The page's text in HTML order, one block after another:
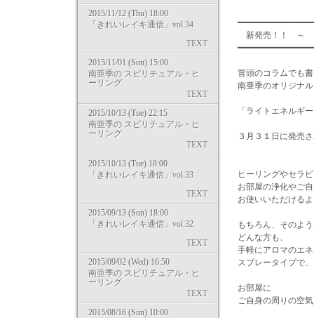
2015/11/12 (Thu) 18:00
「きれいレイキ通信」vol.34
TEXT
2015/11/01 (Sun) 15:00
南亜季の スピリチュアル・ヒ
ーリング
TEXT
2015/10/13 (Tue) 22:15
南亜季の スピリチュアル・ヒ
ーリング
TEXT
2015/10/13 (Tue) 18:00
「きれいレイキ通信」vol.33
TEXT
2015/09/13 (Sun) 18:00
「きれいレイキ通信」vol.32
TEXT
2015/09/02 (Wed) 16:50
南亜季の スピリチュアル・ヒ
ーリング
TEXT
2015/08/16 (Sun) 10:00
新発売！！
冒頭のコラムでも
南亜季のオリジナ
「ライトエネルギ
３月３１日に発売
ヒーリングやセラ
お部屋の浄化やご
お使いいただける
もちろん、そのよ
どんな方も、
手軽にアロマのエ
スプレータイプで
お部屋に
ご自身の周りの空